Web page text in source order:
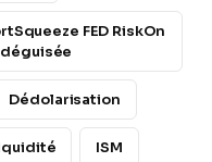
FED RiskOn
Dédolarisation
ISM